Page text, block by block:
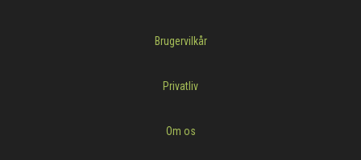
Brugervilkår
Privatliv
Om os